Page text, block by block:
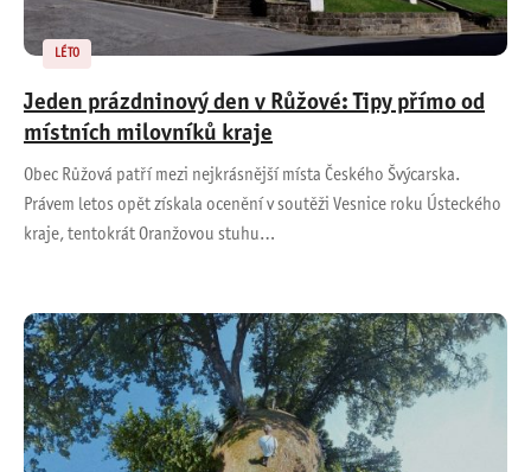
LÉTO
Jeden prázdninový den v Růžové: Tipy přímo od
místních milovníků kraje
Obec Růžová patří mezi nejkrásnější místa Českého Švýcarska.
Právem letos opět získala ocenění v soutěži Vesnice roku Ústeckého
kraje, tentokrát Oranžovou stuhu…